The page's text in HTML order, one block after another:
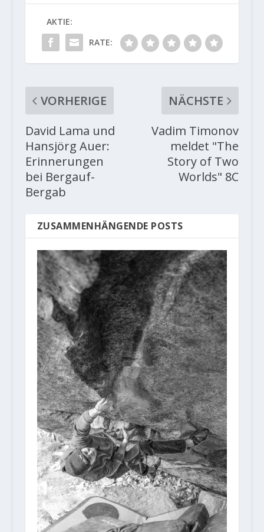
AKTIE:
RATE:
VORHERIGE
David Lama und
Hansjörg Auer:
Erinnerungen
bei Bergauf-
Bergab
NÄCHSTE
Vadim Timonov
meldet "The
Story of Two
Worlds" 8C
ZUSAMMENHÄNGENDE POSTS